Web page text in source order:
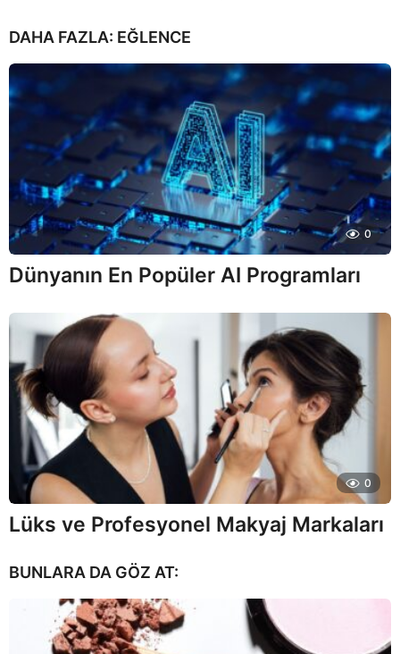
DAHA FAZLA: EĞLENCE
0
Dünyanın En Popüler AI Programları
0
Lüks ve Profesyonel Makyaj Markaları
BUNLARA DA GÖZ AT: